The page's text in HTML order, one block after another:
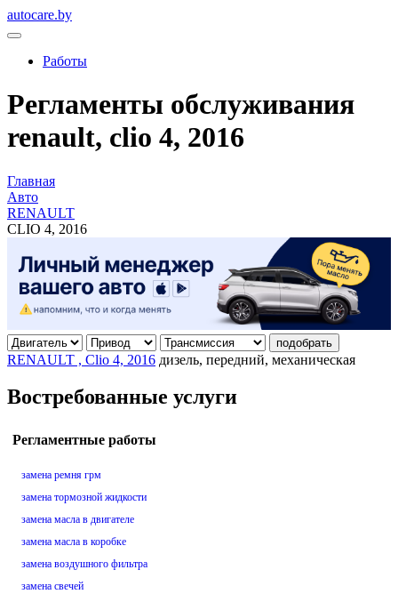
autocare.by
Работы
Регламенты обслуживания
renault, clio 4, 2016
Главная
Авто
RENAULT
CLIO 4, 2016
подобрать
RENAULT , Clio 4, 2016 дизель, передний, механическая
Востребованные услуги
Регламентные работы
замена ремня грм
замена тормозной жидкости
замена масла в двигателе
замена масла в коробке
замена воздушного фильтра
замена свечей